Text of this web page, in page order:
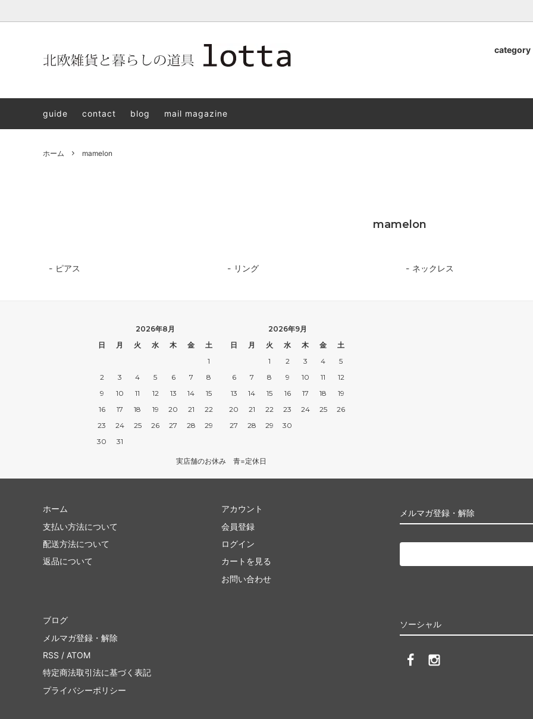
北欧雑貨と暮らしの道具lotta 神戸にある北欧雑貨と暮らしの道具ロッタのオンラインストア【アラビア,クイストゴーなどの北欧ヴィンテ
category
アクセサリー
STAVANGERFLINT
若生沙耶香
mannine
guide
contact blog mail magazine
ホーム mamelon
mamelon
ピアス リング ネックレス
2026年8月
日
月 火 水 木 金
土
1
2
3 4 5 6 7
8
9
10 11 12 13 14
15
16
17 18 19 20 21
22
23
24 25 26 27 28
29
30
31
2026年9月
日
月 火 水 木 金
土
1
2 3 4
5
6
7 8 9 10 11
12
13
14 15 16 17 18
19
20
21 22 23 24 25
26
27
28 29 30
実店舗のお休み 青=定休日
メルマガ登録・解除
ホーム
支払い方法について
配送方法について
返品について
アカウント
会員登録
ログイン
カートを見る
お問い合わせ
ソーシャル
ブログ
メルマガ登録・解除
RSS / ATOM
特定商法取引法に基づく表記
プライバシーポリシー